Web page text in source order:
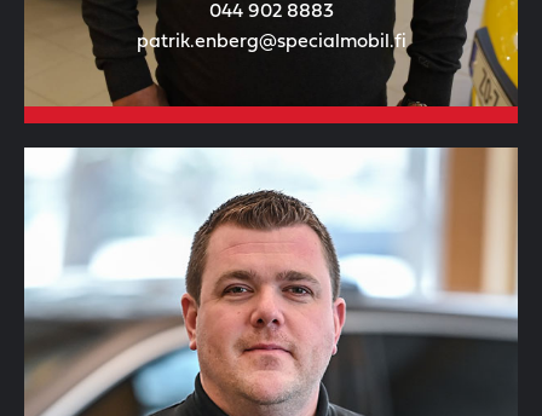
044 902 8883
patrik.enberg@specialmobil.fi